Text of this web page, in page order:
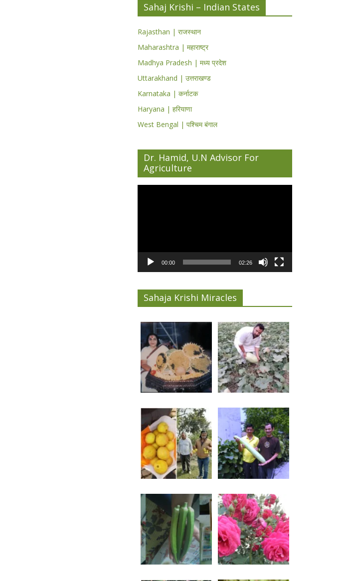
Sahaj Krishi – Indian States
Rajasthan | राजस्थान
Maharashtra | महाराष्ट्र
Madhya Pradesh | मध्य प्रदेश
Uttarakhand | उत्तराखण्ड
Karnataka | कर्नाटक
Haryana | हरियाणा
West Bengal | पश्चिम बंगाल
Dr. Hamid, U.N Advisor For
Agriculture
00:00 02:26
Sahaja Krishi Miracles